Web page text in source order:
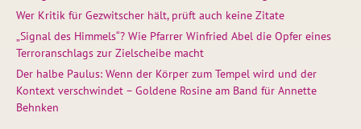
Wer Kritik für Gezwitscher hält, prüft auch keine Zitate
„Signal des Himmels“? Wie Pfarrer Winfried Abel die Opfer eines
Terroranschlags zur Zielscheibe macht
Der halbe Paulus: Wenn der Körper zum Tempel wird und der
Kontext verschwindet – Goldene Rosine am Band für Annette
Behnken